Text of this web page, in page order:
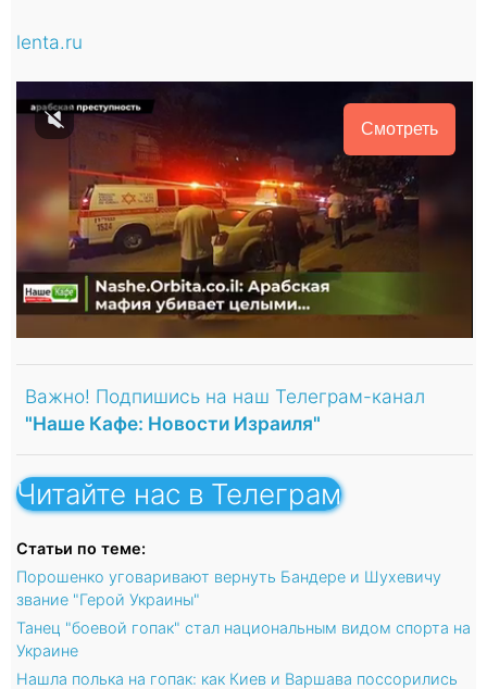
lenta.ru
Смотреть
Важно! Подпишись на наш Телеграм-канал
"Наше Кафе: Новости Израиля"
Читайте нас в Телеграм
Статьи по теме:
Порошенко уговаривают вернуть Бандере и Шухевичу
звание "Герой Украины"
Танец "боевой гопак" стал национальным видом спорта на
Украине
Нашла полька на гопак: как Киев и Варшава поссорились